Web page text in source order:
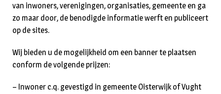
van inwoners, verenigingen, organisaties, gemeente en ga
zo maar door, de benodigde informatie werft en publiceert
op de sites.
Wij bieden u de mogelijkheid om een banner te plaatsen
conform de volgende prijzen:
– Inwoner c.q. gevestigd in gemeente Oisterwijk of Vught